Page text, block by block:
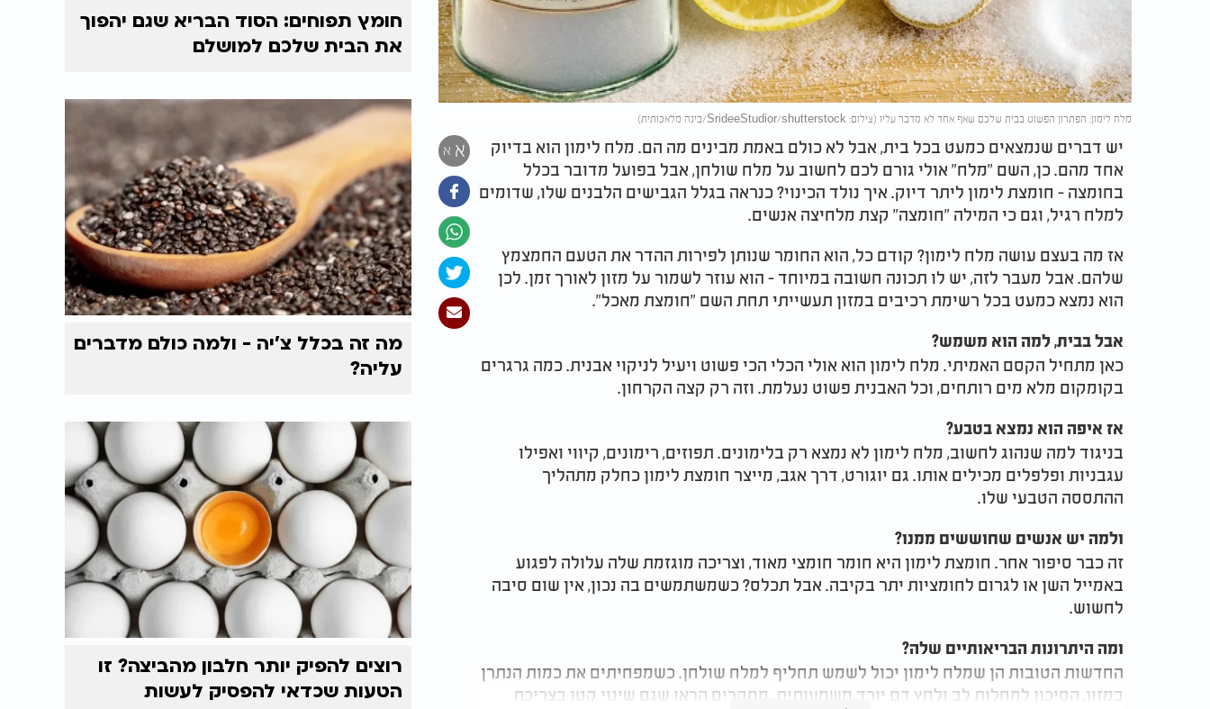
מלח לימון: הפתרון הפשוט בבית שלכם שאף אחד לא מדבר עליו (צילום: SrideeStudior/shutterstock/בינה מלאכותית)
א א
יש דברים שנמצאים כמעט בכל בית, אבל לא כולם באמת מבינים מה הם. מלח לימון הוא בדיוק
אחד מהם. כן, השם "מלח" אולי גורם לכם לחשוב על מלח שולחן, אבל בפועל מדובר בכלל
בחומצה - חומצת לימון ליתר דיוק. איך נולד הכינוי? כנראה בגלל הגבישים הלבנים שלו, שדומים
למלח רגיל, וגם כי המילה "חומצה" קצת מלחיצה אנשים.
אז מה בעצם עושה מלח לימון? קודם כל, הוא החומר שנותן לפירות ההדר את הטעם החמצמץ
שלהם. אבל מעבר לזה, יש לו תכונה חשובה במיוחד - הוא עוזר לשמור על מזון לאורך זמן. לכן
הוא נמצא כמעט בכל רשימת רכיבים במזון תעשייתי תחת השם "חומצת מאכל".
אבל בבית, למה הוא משמש?
כאן מתחיל הקסם האמיתי. מלח לימון הוא אולי הכלי הכי פשוט ויעיל לניקוי אבנית. כמה גרגרים
בקומקום מלא מים רותחים, וכל האבנית פשוט נעלמת. וזה רק קצה הקרחון.
אז איפה הוא נמצא בטבע?
בניגוד למה שנהוג לחשוב, מלח לימון לא נמצא רק בלימונים. תפוזים, רימונים, קיווי ואפילו
עגבניות ופלפלים מכילים אותו. גם יוגורט, דרך אגב, מייצר חומצת לימון כחלק מתהליך
ההתססה הטבעי שלו.
ולמה יש אנשים שחוששים ממנו?
זה כבר סיפור אחר. חומצת לימון היא חומר חומצי מאוד, וצריכה מוגזמת שלה עלולה לפגוע
באמייל השן או לגרום לחומציות יתר בקיבה. אבל תכלס? כשמשתמשים בה נכון, אין שום סיבה
לחשוש.
ומה היתרונות הבריאותיים שלה?
החדשות הטובות הן שמלח לימון יכול לשמש תחליף למלח שולחן. כשמפחיתים את כמות הנתרן
במזון, הסיכון למחלות לב ולחץ דם יורד משמעותית. מחקרים הראו שגם שינוי קטן בצריכת
חומץ תפוחים: הסוד הבריא שגם יהפוך
את הבית שלכם למושלם
מה זה בכלל צ'יה - ולמה כולם מדברים
עליה?
רוצים להפיק יותר חלבון מהביצה? זו
הטעות שכדאי להפסיק לעשות